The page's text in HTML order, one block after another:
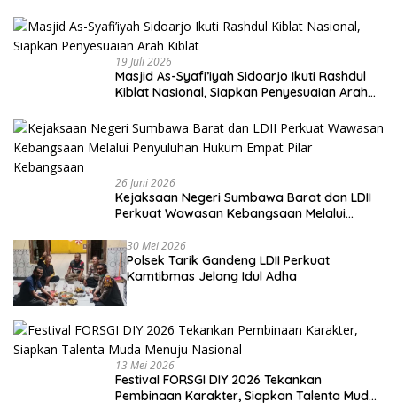
19 Juli 2026
Masjid As-Syafi’iyah Sidoarjo Ikuti Rashdul
Kiblat Nasional, Siapkan Penyesuaian Arah
26 Juni 2026
Kejaksaan Negeri Sumbawa Barat dan LDII
Perkuat Wawasan Kebangsaan Melalui
30 Mei 2026
Polsek Tarik Gandeng LDII Perkuat
Kamtibmas Jelang Idul Adha
13 Mei 2026
Festival FORSGI DIY 2026 Tekankan
Pembinaan Karakter, Siapkan Talenta Muda